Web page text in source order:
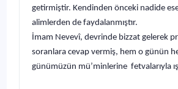
getirmiştir. Kendinden önceki nadide
alimlerden de faydalanmıştır.
İmam Nevevî, devrinde bizzat gelerek
soranlara cevap vermiş, hem o günün
günümüzün mü’minlerine fetvalarıyla